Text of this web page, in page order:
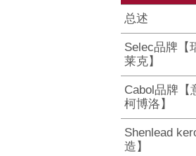
总述
Selec品牌【
莱克】
Cabol品牌【
柯博洛】
Shenlead
造】